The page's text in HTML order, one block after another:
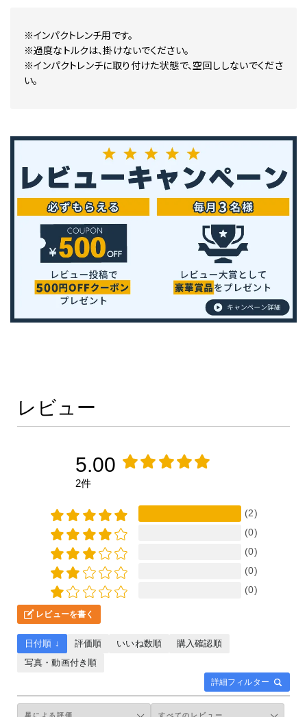
※インパクトレンチ用です。
※過度なトルクは、掛けないでください。
※インパクトレンチに取り付けた状態で、空回ししないでくださ
い。
レビュー
5.00
2件
(2)
(0)
(0)
(0)
(0)
レビューを書く
詳細フィルター
日付順 ↓ 評価順 いいね数順
購入確認順
写真・動画付き順